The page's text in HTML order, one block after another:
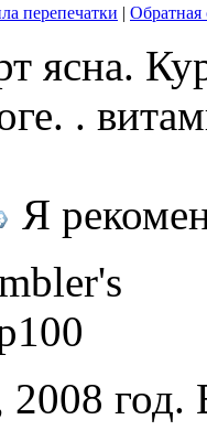
перепечатки | Обратная
ясна.
.
Я
2008